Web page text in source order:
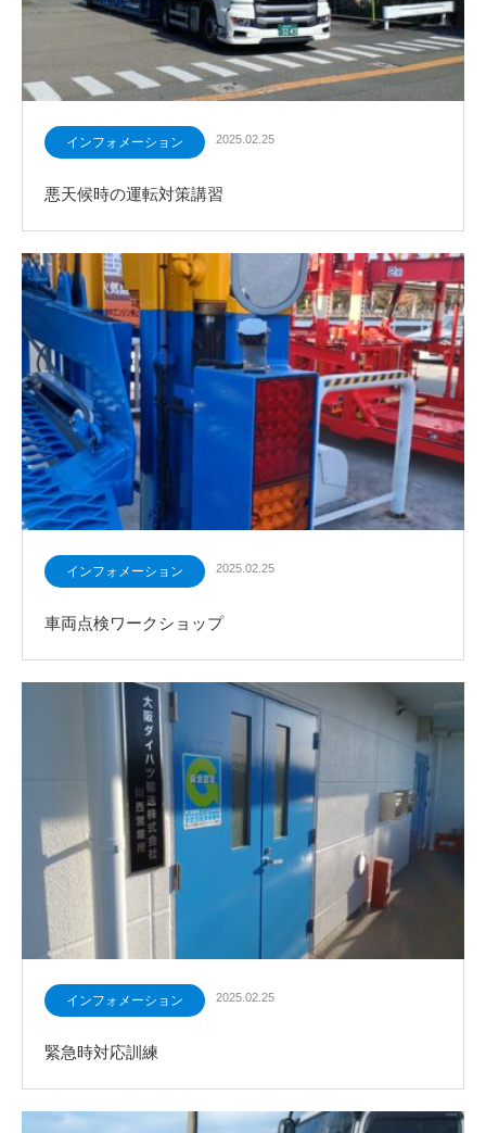
インフォメーション 2025.02.25
悪天候時の運転対策講習
インフォメーション 2025.02.25
車両点検ワークショップ
インフォメーション 2025.02.25
緊急時対応訓練